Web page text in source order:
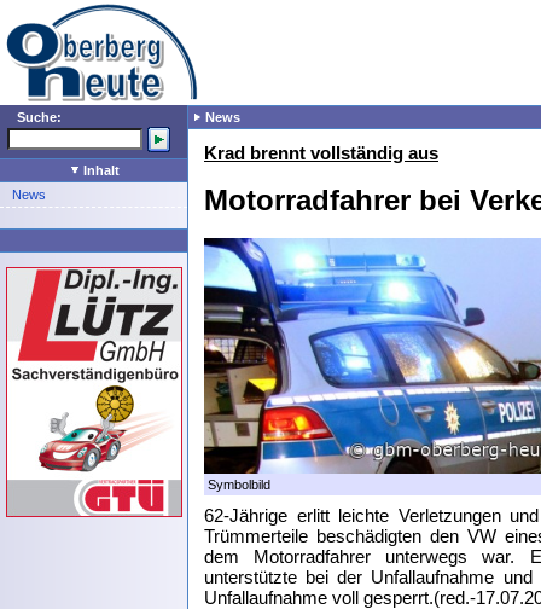
Suche:
Inhalt
News
News
Krad brennt vollständig aus
Motorradfahrer bei
Symbolbild
62-Jährige erlitt leichte Verletzungen
Trümmerteile beschädigten den VW
dem Motorradfahrer unterwegs war.
unterstützte bei der Unfallaufnahme
Unfallaufnahme voll gesperrt.(red.-